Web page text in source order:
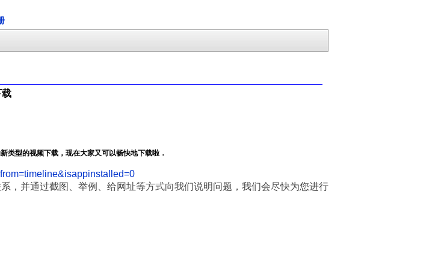
载
类型的视频下载，现在大家又可以畅快地下载啦．
，并通过截图、举例、给网址等方式向我们说明问题，我们会尽快为您进行